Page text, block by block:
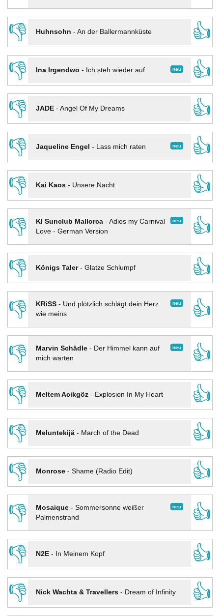
👎
Huhnsohn - An der Ballermannküste
👍
👎
neu
Ina Irgendwo - Ich steh wieder auf
👍
👎
JADE- Angel Of My Dreams
👍
👎
neu
Jaqueline Engel - Lass mich raten
👍
👎
Kai Kaos- Unsere Nacht
👍
👎
neu
KI Sunclub Mallorca- Adios my Carnival
Love - German Version
👍
👎
Königs Taler- Glatze Schlumpf
👍
👎
neu
KRiSS- Und plötzlich schlägt dein Herz
wie meins
👍
👎 neu
Marvin Schädle- Der Himmel kann auf
mich warten
👍
👎
Meltem Acikgöz- Explosion In My Heart
👍
👎
Meluntekijä- March of the Dead
👍
👎
Monrose- Shame (Radio Edit)
👍
👎
neu
Mosaique- Sommersonne weißer
Palmenstrand
👍
👎
N2E- In Meinem Kopf
👍
👎
Nick Wachta & Travellers- Dream of Infinity
👍